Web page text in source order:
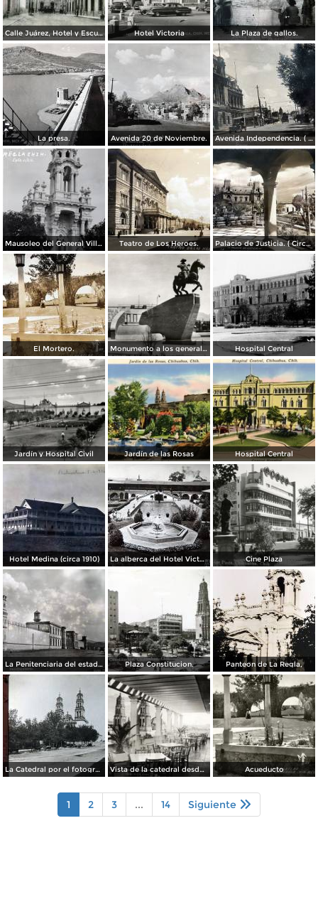
Calle Juárez, Hotel y Escuela Oficial No. 136 Hotel Victoria La Plaza de gallos.
La presa. Avenida 20 de Noviembre. Avenida Independencia. ( Circulada el 12 de Abril de 1929 ).
Mausoleo del General Villa en el panteon de La Regla ( Circulada el 11 de Junio de 1921 ). Teatro de Los Heroes. Palacio de Justicia. ( Circulada el 1 deDiciembre de 1946 ).
El Mortero. Monumento a los generales de la División del Norte Hospital Central
Jardín y Hospital Civil Jardín de las Rosas Hospital Central
Hotel Medina (circa 1910) La alberca del Hotel Victoria. Cine Plaza
La Penitenciaria del estado. Plaza Constitucion. Panteon de La Regla,
La Catedral por el fotografo William H. Rau.. Vista de la catedral desde el Hotel Palacio Hilton Acueducto
1 2 3 ... 14 Siguiente